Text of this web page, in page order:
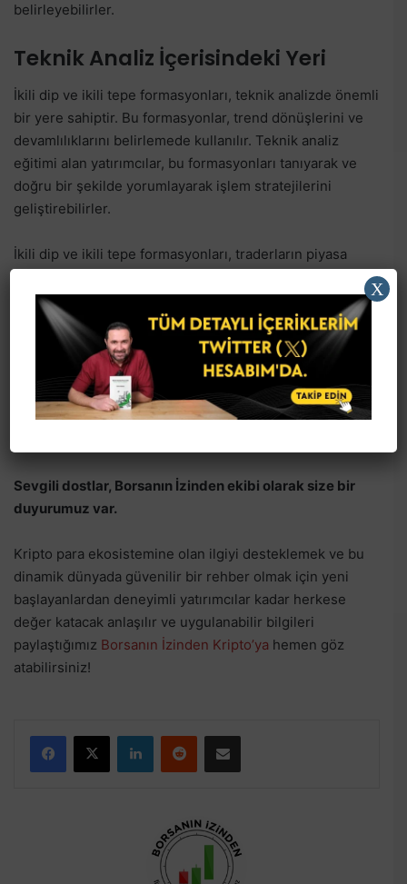
belirleyebilirler.
Teknik Analiz İçerisindeki Yeri
İkili dip ve ikili tepe formasyonları, teknik analizde önemli
bir yere sahiptir. Bu formasyonlar, trend dönüşlerini ve
devamlılıklarını belirlemede kullanılır. Teknik analiz
eğitimi alan yatırımcılar, bu formasyonları tanıyarak ve
doğru bir şekilde yorumlayarak işlem stratejilerini
geliştirebilirler.
İkili dip ve ikili tepe formasyonları, traderların piyasa
optimize etmelerine yardımcı olur.
Bu formasyonlar, grafiklerde kolayca tanınabilir ve
yorumlanabilir. Ancak, her zaman doğru sinyaller
vermeyebilir ve yanıltıcı olabilirler. Bu nedenle,
formasyonların geçerliliğini teyit etmek için diğer teknik
Sevgili dostlar, Borsanın İzinden ekibi olarak size bir
duyurumuz var.
Kripto para ekosistemine olan ilgiyi desteklemek ve bu
dinamik dünyada güvenilir bir rehber olmak için yeni
başlayanlardan deneyimli yatırımcılar kadar herkese
değer katacak anlaşılır ve uygulanabilir bilgileri
paylaştığımız Borsanın İzinden Kripto’ya hemen göz
atabilirsiniz!
X